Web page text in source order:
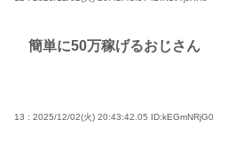
簡単に50万稼げるおじさん
13 : 2025/12/02(火) 20:43:42.05 ID:kEGmNRjG0